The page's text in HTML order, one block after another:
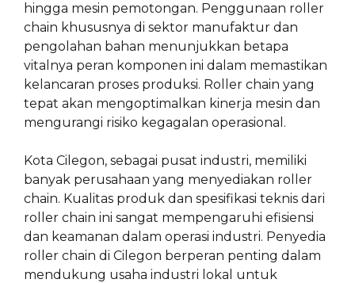
hingga mesin pemotongan. Penggunaan roller
chain khususnya di sektor manufaktur dan
pengolahan bahan menunjukkan betapa
vitalnya peran komponen ini dalam memastikan
kelancaran proses produksi. Roller chain yang
tepat akan mengoptimalkan kinerja mesin dan
mengurangi risiko kegagalan operasional.
Kota Cilegon, sebagai pusat industri, memiliki
banyak perusahaan yang menyediakan roller
chain. Kualitas produk dan spesifikasi teknis dari
roller chain ini sangat mempengaruhi efisiensi
dan keamanan dalam operasi industri. Penyedia
roller chain di Cilegon berperan penting dalam
mendukung usaha industri lokal untuk